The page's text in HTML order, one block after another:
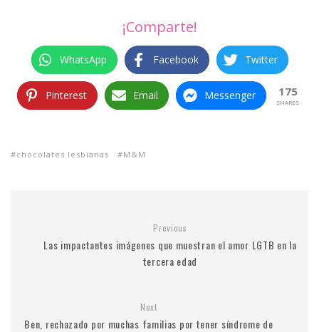
¡Comparte!
WhatsApp Facebook Twitter
Pinterest Email Messenger 175
SHARES
chocolates lesbianas M&M
Previous
Las impactantes imágenes que muestran el amor LGTB en la
tercera edad
Next
Ben, rechazado por muchas familias por tener síndrome de